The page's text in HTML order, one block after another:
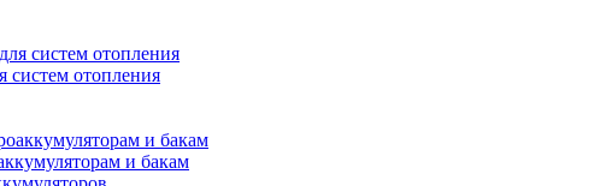
систем отопления
и бакам